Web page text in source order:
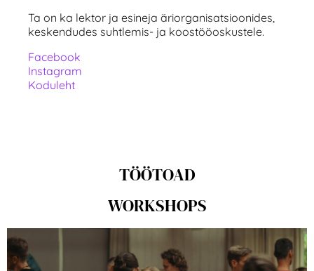
Ta on ka lektor ja esineja äriorganisatsioonides,
keskendudes suhtlemis- ja koostööoskustele.
Facebook
Instagram
Koduleht
TÖÖTOAD
WORKSHOPS